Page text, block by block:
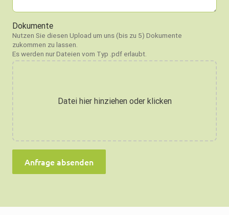
Dokumente
Nutzen Sie diesen Upload um uns (bis zu 5) Dokumente
zukommen zu lassen.
Es werden nur Dateien vom Typ .pdf erlaubt.
Datei hier hinziehen oder klicken
Anfrage absenden